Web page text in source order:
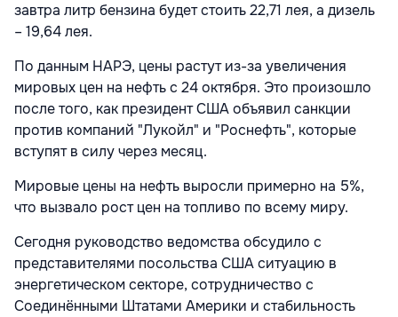
завтра литр бензина будет стоить 22,71 лея, а дизель
– 19,64 лея.
По данным НАРЭ, цены растут из-за увеличения
мировых цен на нефть с 24 октября. Это произошло
после того, как президент США объявил санкции
против компаний "Лукойл" и "Роснефть", которые
вступят в силу через месяц.
Мировые цены на нефть выросли примерно на 5%,
что вызвало рост цен на топливо по всему миру.
Сегодня руководство ведомства обсудило с
представителями посольства США ситуацию в
энергетическом секторе, сотрудничество с
Соединёнными Штатами Америки и стабильность